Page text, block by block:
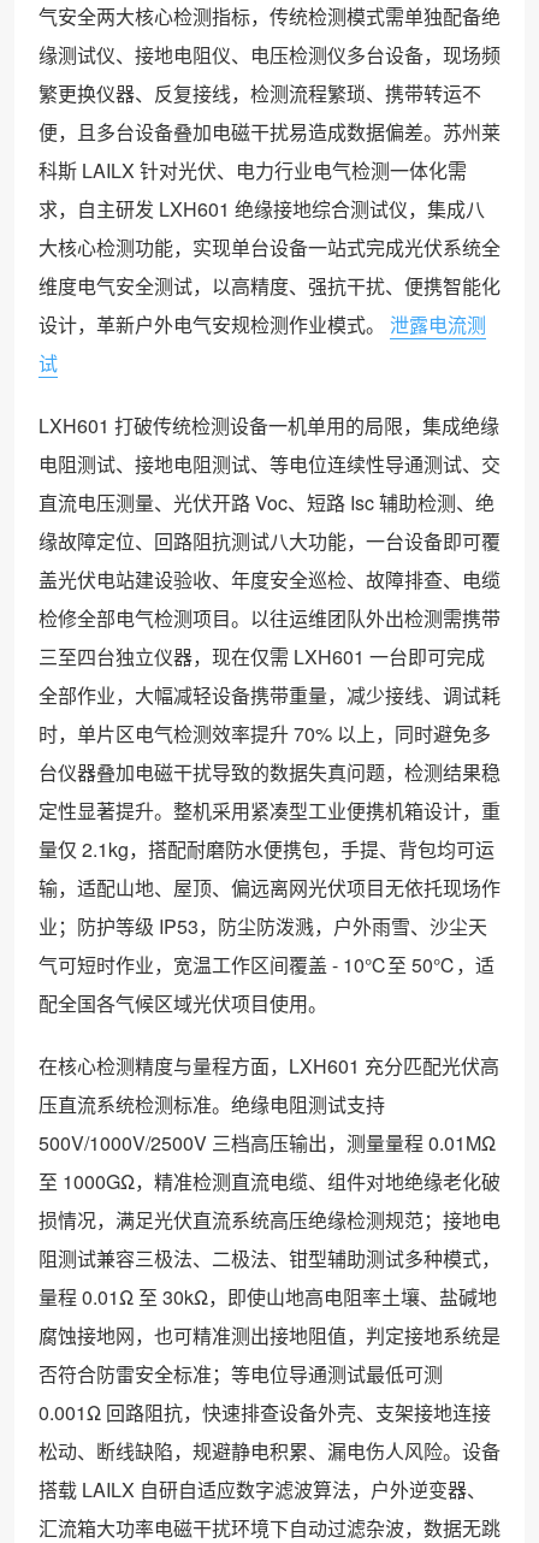
气安全两大核心检测指标，传统检测模式需单独配备绝
缘测试仪、接地电阻仪、电压检测仪多台设备，现场频
繁更换仪器、反复接线，检测流程繁琐、携带转运不
便，且多台设备叠加电磁干扰易造成数据偏差。苏州莱
科斯 LAILX 针对光伏、电力行业电气检测一体化需
求，自主研发 LXH601 绝缘接地综合测试仪，集成八
大核心检测功能，实现单台设备一站式完成光伏系统全
维度电气安全测试，以高精度、强抗干扰、便携智能化
设计，革新户外电气安规检测作业模式。
泄露电流测
试
LXH601 打破传统检测设备一机单用的局限，集成绝缘
电阻测试、接地电阻测试、等电位连续性导通测试、交
直流电压测量、光伏开路 Voc、短路 Isc 辅助检测、绝
缘故障定位、回路阻抗测试八大功能，一台设备即可覆
盖光伏电站建设验收、年度安全巡检、故障排查、电缆
检修全部电气检测项目。以往运维团队外出检测需携带
三至四台独立仪器，现在仅需 LXH601 一台即可完成
全部作业，大幅减轻设备携带重量，减少接线、调试耗
时，单片区电气检测效率提升 70% 以上，同时避免多
台仪器叠加电磁干扰导致的数据失真问题，检测结果稳
定性显著提升。整机采用紧凑型工业便携机箱设计，重
量仅 2.1kg，搭配耐磨防水便携包，手提、背包均可运
输，适配山地、屋顶、偏远离网光伏项目无依托现场作
业；防护等级 IP53，防尘防泼溅，户外雨雪、沙尘天
气可短时作业，宽温工作区间覆盖 - 10℃至 50℃，适
配全国各气候区域光伏项目使用。
在核心检测精度与量程方面，LXH601 充分匹配光伏高
压直流系统检测标准。绝缘电阻测试支持
500V/1000V/2500V 三档高压输出，测量量程 0.01MΩ
至 1000GΩ，精准检测直流电缆、组件对地绝缘老化破
损情况，满足光伏直流系统高压绝缘检测规范；接地电
阻测试兼容三极法、二极法、钳型辅助测试多种模式，
量程 0.01Ω 至 30kΩ，即使山地高电阻率土壤、盐碱地
腐蚀接地网，也可精准测出接地阻值，判定接地系统是
否符合防雷安全标准；等电位导通测试最低可测
0.001Ω 回路阻抗，快速排查设备外壳、支架接地连接
松动、断线缺陷，规避静电积累、漏电伤人风险。设备
搭载 LAILX 自研自适应数字滤波算法，户外逆变器、
汇流箱大功率电磁干扰环境下自动过滤杂波，数据无跳